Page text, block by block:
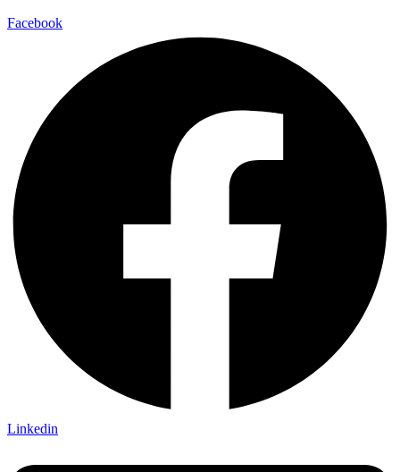
Facebook
Linkedin